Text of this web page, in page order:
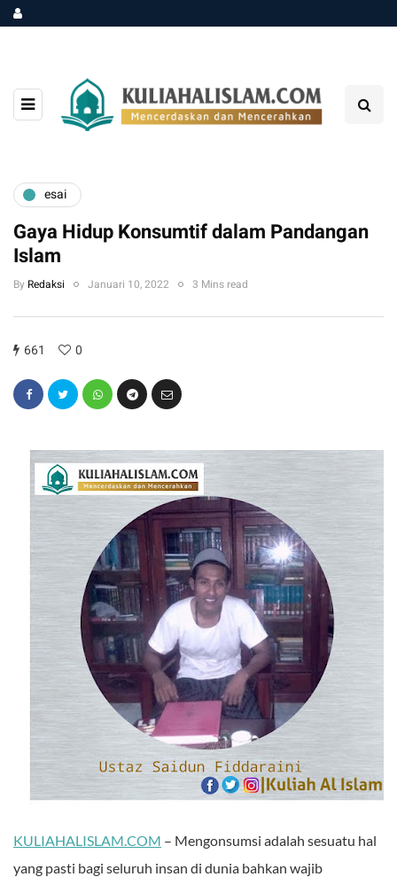
esai
Gaya Hidup Konsumtif dalam Pandangan
Islam
By Redaksi Januari 10, 2022 3 Mins read
661 0
KULIAHALISLAM.COM – Mengonsumsi adalah sesuatu hal
yang pasti bagi seluruh insan di dunia bahkan wajib